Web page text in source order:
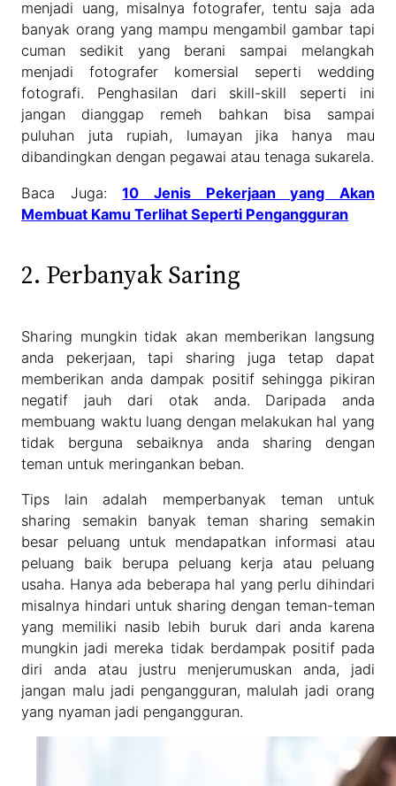
menjadi uang, misalnya fotografer, tentu saja ada
banyak orang yang mampu mengambil gambar tapi
cuman sedikit yang berani sampai melangkah
menjadi fotografer komersial seperti wedding
fotografi. Penghasilan dari skill-skill seperti ini
jangan dianggap remeh bahkan bisa sampai
puluhan juta rupiah, lumayan jika hanya mau
dibandingkan dengan pegawai atau tenaga sukarela.
Baca Juga:10 Jenis Pekerjaan yang Akan
Membuat Kamu Terlihat Seperti Pengangguran
2. Perbanyak Saring
Sharing mungkin tidak akan memberikan langsung
anda pekerjaan, tapi sharing juga tetap dapat
memberikan anda dampak positif sehingga pikiran
negatif jauh dari otak anda. Daripada anda
membuang waktu luang dengan melakukan hal yang
tidak berguna sebaiknya anda sharing dengan
teman untuk meringankan beban.
Tips lain adalah memperbanyak teman untuk
sharing semakin banyak teman sharing semakin
besar peluang untuk mendapatkan informasi atau
peluang baik berupa peluang kerja atau peluang
usaha. Hanya ada beberapa hal yang perlu dihindari
misalnya hindari untuk sharing dengan teman-teman
yang memiliki nasib lebih buruk dari anda karena
mungkin jadi mereka tidak berdampak positif pada
diri anda atau justru menjerumuskan anda, jadi
jangan malu jadi pengangguran, malulah jadi orang
yang nyaman jadi pengangguran.